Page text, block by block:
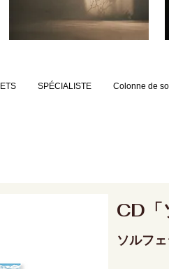
SPÉCIALISTE Colonne de
CD「
ソルフ